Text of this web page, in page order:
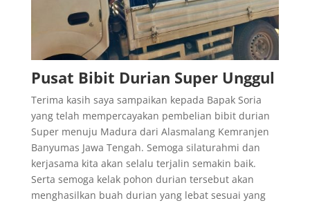
Pusat Bibit Durian Super Unggul
Terima kasih saya sampaikan kepada Bapak Soria
yang telah mempercayakan pembelian bibit durian
Super menuju Madura dari Alasmalang Kemranjen
Banyumas Jawa Tengah. Semoga silaturahmi dan
kerjasama kita akan selalu terjalin semakin baik.
Serta semoga kelak pohon durian tersebut akan
menghasilkan buah durian yang lebat sesuai yang